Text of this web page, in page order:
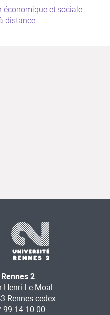
économique et sociale
distance
2
Henri Le Moal
Rennes cedex
99 14 10 00